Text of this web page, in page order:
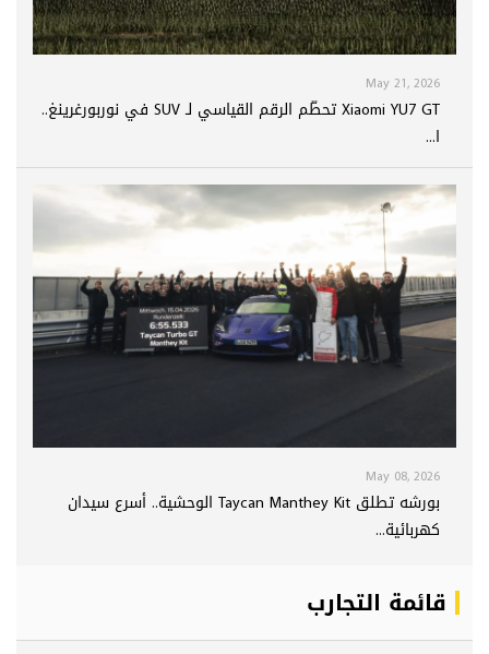
May 21, 2026
Xiaomi YU7 GT تحطّم الرقم القياسي لـ SUV في نوربورغرينغ..
ا...
May 08, 2026
بورشه تطلق Taycan Manthey Kit الوحشية.. أسرع سيدان
كهربائية...
قائمة التجارب